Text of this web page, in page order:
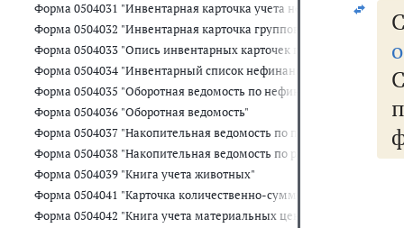
Форма 0504031 "Инвентарная карточка учета нефинансовых
Форма 0504032 "Инвентарная карточка группового учета
Форма 0504033 "Опись инвентарных карточек по учету
Форма 0504034 "Инвентарный список нефинансовых активов"
Форма 0504035 "Оборотная ведомость по нефинансовым активам"
Форма 0504036 "Оборотная ведомость"
Форма 0504037 "Накопительная ведомость по приходу продуктов
Форма 0504038 "Накопительная ведомость по расходу продуктов
Форма 0504039 "Книга учета животных"
Форма 0504041 "Карточка количественно-суммового учета
Форма 0504042 "Книга учета материальных ценностей"